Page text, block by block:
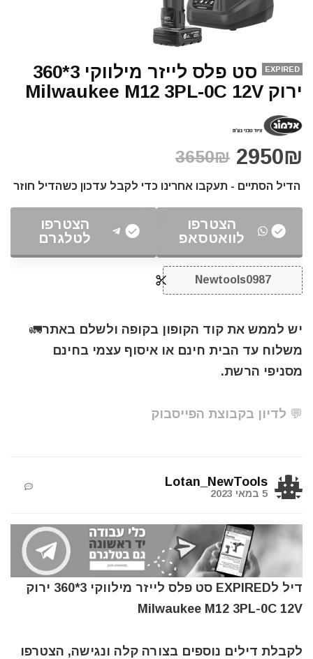
EXPIRED
סט פלס לייזר מילווקי 3*360
ירוק Milwaukee M12 3PL-0C 12V
2950₪
3650₪
הדיל הסתיים - תעקבו אחרינו כדי לקבל עדכון כשהדיל חוזר
הצטרפו
לוואטסאפ
הצטרפו
לטלגרם
Newtools0987
יש לממש את קוד הקופון בקופה ולשלם באתר🚛
משלוח עד הבית חינם או איסוף עצמי בחינם
מסניפי הרשת.
💬 לדיון בקבוצת הפייסבוק
Lotan_NewTools
5 במאי 2023
דיל לEXPIRED סט פלס לייזר מילווקי 3*360 ירוק
Milwaukee M12 3PL-0C 12V
לקבלת דילים נוספים בצורה קלה ונגישה, הצטרפו